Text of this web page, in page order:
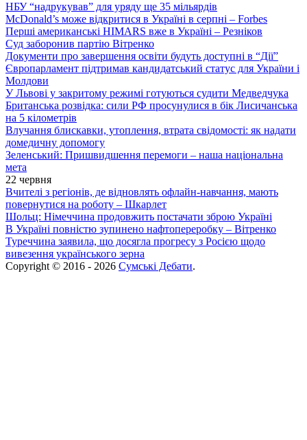
НБУ “надрукував” для уряду ще 35 мільярдів
McDonald’s може відкритися в Україні в серпні – Forbes
Перші американські HIMARS вже в Україні – Резніков
Суд заборонив партію Вітренко
Документи про завершення освіти будуть доступні в “Дії”
Європарламент підтримав кандидатський статус для України і
Молдови
У Львові у закритому режимі готуються судити Медведчука
Британська розвідка: сили РФ просунулися в бік Лисичанська
на 5 кілометрів
Влучання блискавки, утоплення, втрата свідомості: як надати
домедичну допомогу
Зеленський: Пришвидшення перемоги – наша національна
мета
22 червня
Вчителі з регіонів, де відновлять офлайн-навчання, мають
повернутися на роботу – Шкарлет
Шольц: Німеччина продовжить постачати зброю Україні
В Україні повністю зупинено нафтопереробку – Вітренко
Туреччина заявила, що досягла прогресу з Росією щодо
вивезення українського зерна
Copyright © 2016 - 2026 Сумські Дебати.